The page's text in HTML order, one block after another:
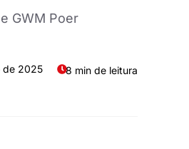
GWM Poer
de 2025 8 min de leitura